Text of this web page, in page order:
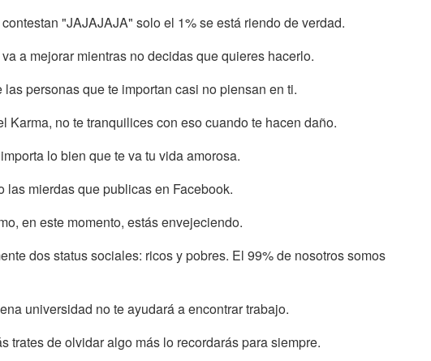
"JAJAJAJA" solo el 1% se está riendo de verdad.
a mejorar mientras no decidas que quieres hacerlo.
las personas que te importan casi no piensan en ti.
Karma, no te tranquilices con eso cuando te hacen daño.
lo bien que te va tu vida amorosa.
las mierdas que publicas en Facebook.
en este momento, estás envejeciendo.
dos status sociales: ricos y pobres. El 99% de nosotros somos
universidad no te ayudará a encontrar trabajo.
trates de olvidar algo más lo recordarás para siempre.